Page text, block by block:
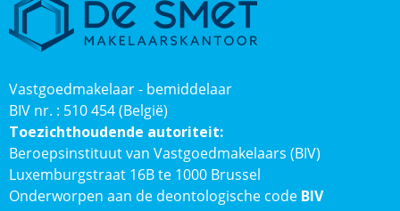
Vastgoedmakelaar - bemiddelaar
BIV nr. : 510 454 (België)
Toezichthoudende autoriteit:
Beroepsinstituut van Vastgoedmakelaars (BIV)
Luxemburgstraat 16B te 1000 Brussel
Onderworpen aan de deontologische code BIV